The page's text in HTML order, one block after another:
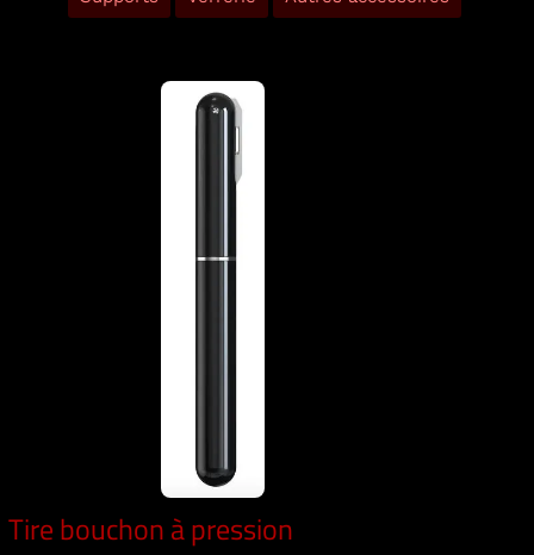
Tire bouchon à pression